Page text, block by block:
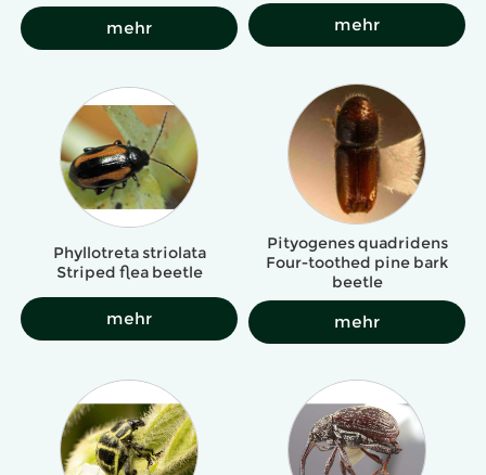
mehr mehr
Phyllotreta striolata
Striped flea beetle
mehr
Pityogenes quadridens
Four-toothed pine bark
beetle
mehr